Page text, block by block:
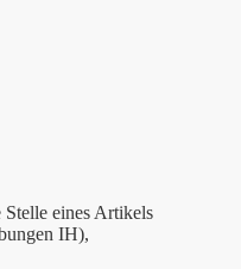
Stelle eines Artikels
IH),